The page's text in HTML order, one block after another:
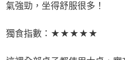
氣強勁，坐得舒服很多！
獨食指數：★★★★★